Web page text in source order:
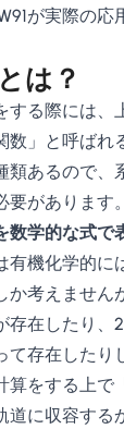
が実際の
は？
る際には、
数」と呼ばれ
類あるので、
があります。
数学的な式で
有機化学的に
か考えません
存在したり、
て存在したり
算をする上で
道に収容する